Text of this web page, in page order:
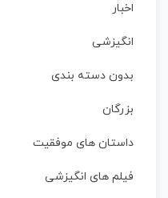
اخبار
انگیزشی
بدون دسته بندی
بزرگان
داستان‌ های موفقیت
فیلم های انگیزشی